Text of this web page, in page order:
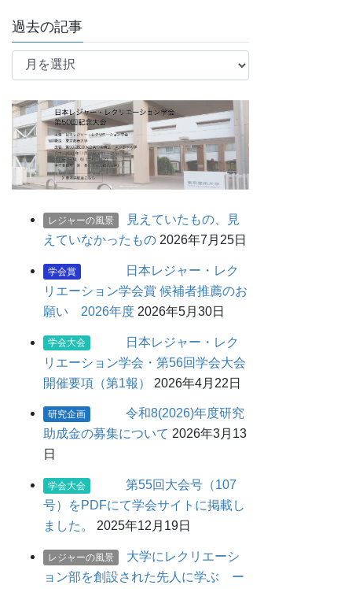
過去の記事
過
記
事
レジャーの風景
見えていたもの、見
えていなかったもの 2026年7月25日
学会賞
日本レジャー・レク
リエーション学会賞 候補者推薦のお
願い 2026年度 2026年5月30日
学会大会
日本レジャー・レク
リエーション学会・第56回学会大会
開催要項（第1報）
2026年4月22日
研究企画
令和8(2026)年度研究
助成金の募集について 2026年3月13
日
学会大会
第55回大会号（107
号）をPDFにて学会サイトに掲載し
ました。
2025年12月19日
レジャーの風景
大学にレクリエーシ
ョン部を創設された先人に学ぶ ー